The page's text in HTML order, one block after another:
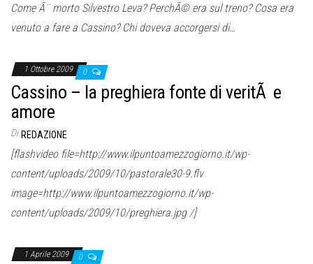
Come Ã¨ morto Silvestro Leva? PerchÃ© era sul treno? Cosa era
venuto a fare a Cassino? Chi doveva accorgersi di…
1 Ottobre 2009 0
Cassino – la preghiera fonte di veritÃ e
amore
Di REDAZIONE
[flashvideo file=http://www.ilpuntoamezzogiorno.it/wp-
content/uploads/2009/10/pastorale30-9.flv
image=http://www.ilpuntoamezzogiorno.it/wp-
content/uploads/2009/10/preghiera.jpg /]
1 Aprile 2009 0